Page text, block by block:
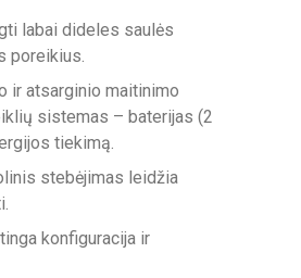
labai dideles saulės
poreikius.
ir atsarginio maitinimo
sistemas – baterijas (2
tiekimą.
stebėjimas leidžia
konfiguracija ir